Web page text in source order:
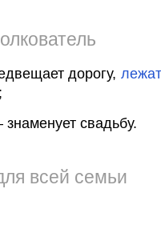
дорогу,
;
свадьбу.
всей семьи